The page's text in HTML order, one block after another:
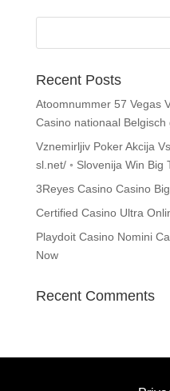
Recent Posts
Atoomnummer 57 Vegas
Casino nationaal
Vznemirljiv Poker Akcija
sl.net/ ◦ Slovenija Win Big
3Reyes Casino Casino
Certified Casino Ultra
Playdoit Casino Nomini
Now
Recent Comments